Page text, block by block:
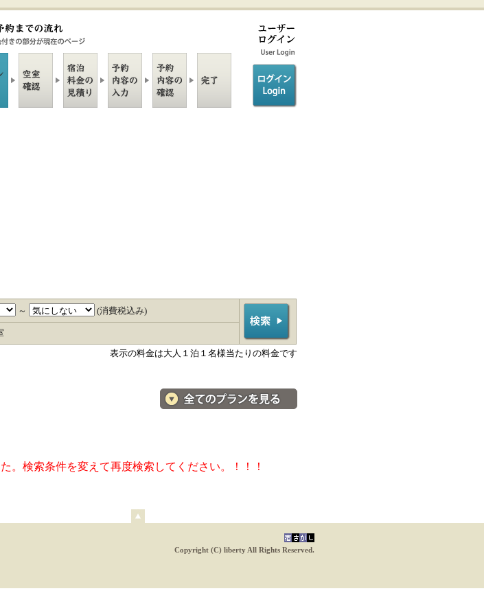
～ (消費税込み)
表示の料金は大人１泊１名様当たりの料金です
料金・宿泊プラン一覧へ
。検索条件を変えて再度検索してください。！！！
ペ
Copyright (C) liberty All Rights Reserved.